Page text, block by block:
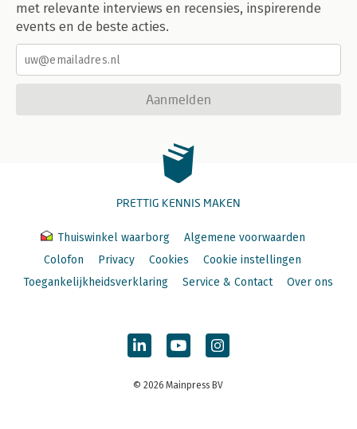
met relevante interviews en recensies, inspirerende
events en de beste acties.
Aanmelden
PRETTIG KENNIS MAKEN
Thuiswinkel waarborg
Algemene voorwaarden
Colofon
Privacy Cookies
Cookie instellingen
Toegankelijkheidsverklaring
Service & Contact Over ons
© 2026 Mainpress BV